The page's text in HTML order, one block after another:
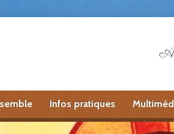
Infos pratiques